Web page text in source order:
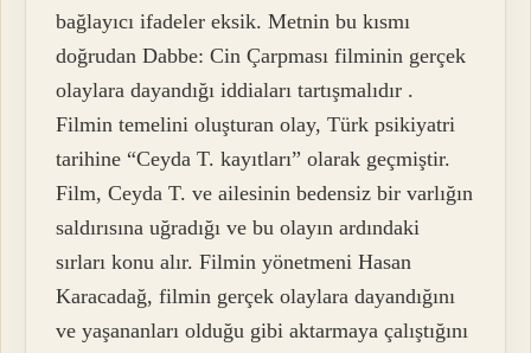
bağlayıcı ifadeler eksik. Metnin bu kısmı
doğrudan Dabbe: Cin Çarpması filminin gerçek
olaylara dayandığı iddiaları tartışmalıdır .
Filmin temelini oluşturan olay, Türk psikiyatri
tarihine “Ceyda T. kayıtları” olarak geçmiştir.
Film, Ceyda T. ve ailesinin bedensiz bir varlığın
saldırısına uğradığı ve bu olayın ardındaki
sırları konu alır. Filmin yönetmeni Hasan
Karacadağ, filmin gerçek olaylara dayandığını
ve yaşananları olduğu gibi aktarmaya çalıştığını